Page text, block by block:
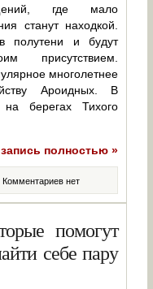
где мало
станут находкой.
полутени и будут
присутствием.
многолетнее
Ароидных. В
на берегах Тихого
полностью »
Комментариев нет
помогут
себе пару